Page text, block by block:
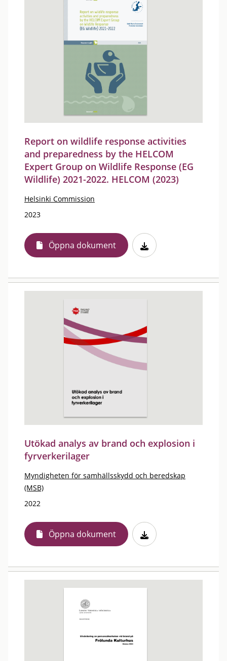
Report on wildlife response activities
and preparedness by the HELCOM
Expert Group on Wildlife Response (EG
Wildlife) 2021-2022. HELCOM (2023)
Helsinki Commission
2023
Öppna dokument
Utökad analys av brand och explosion i
fyrverkerilager
Myndigheten för samhällsskydd och beredskap
(MSB)
2022
Öppna dokument